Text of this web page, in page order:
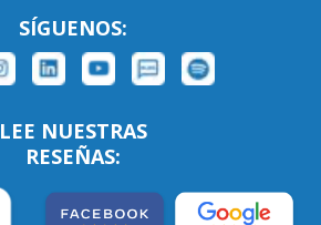
SÍGUENOS:
LEE NUESTRAS
RESEÑAS: